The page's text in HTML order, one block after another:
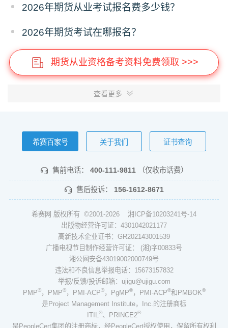
2026年期货从业考试报名费多少钱？
2026年期货考试在哪报名？
期货从业资格备考资料免费领取 >>>
查看更多
希赛百家号 关于我们 证书查询
售前电话： 400-111-9811 （仅收市话费）
售后投诉： 156-1612-8671
希赛网 版权所有 ©2001-2026 湘ICP备10203241号-14
出版物经营许可证：4301042021177
高新技术企业证书：GR202143001539
广播电视节目制作经营许可证： (湘)字00833号
湘公网安备43019002000749号
违法和不良信息举报电话：15673157832
举报/反馈/投诉邮箱：ujigu@ujigu.com
PMP®，PMP®，PMI-ACP®，PgMP®，PMI-ACP®和PMBOK®
是Project Management Institute，Inc.的注册商标
ITIL
®、PRINCE2®
是PeopleCert集团的注册商标，经PeopleCert授权使用，保留所有权利